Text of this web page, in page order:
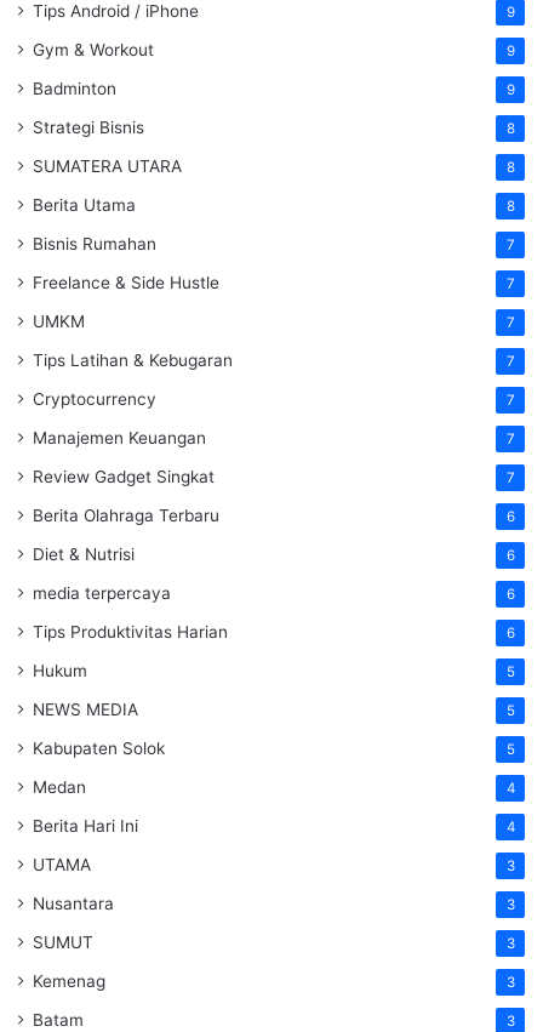
Tips Android / iPhone 9
Gym & Workout 9
Badminton 9
Strategi Bisnis 8
SUMATERA UTARA 8
Berita Utama 8
Bisnis Rumahan 7
Freelance & Side Hustle 7
UMKM 7
Tips Latihan & Kebugaran 7
Cryptocurrency 7
Manajemen Keuangan 7
Review Gadget Singkat 7
Berita Olahraga Terbaru 6
Diet & Nutrisi 6
media terpercaya 6
Tips Produktivitas Harian 6
Hukum 5
NEWS MEDIA 5
Kabupaten Solok 5
Medan 4
Berita Hari Ini 4
UTAMA 3
Nusantara 3
SUMUT 3
Kemenag 3
Batam 3